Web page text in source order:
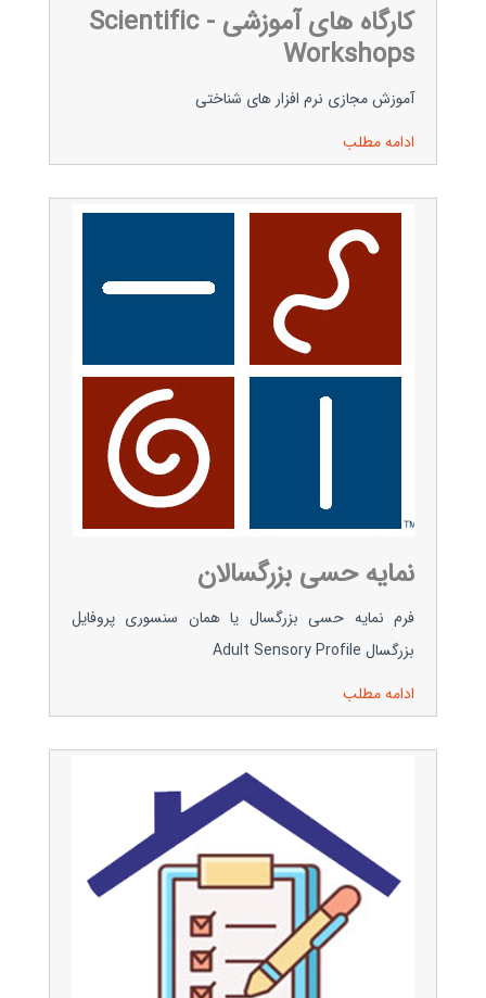
کارگاه های آموزشی - Scientific
Workshops
آموزش مجازی نرم افزار های شناختی
ادامه مطلب
نمایه حسی بزرگسالان
فرم نمایه حسی بزرگسال یا همان سنسوری پروفایل
بزرگسال Adult Sensory Profile
ادامه مطلب